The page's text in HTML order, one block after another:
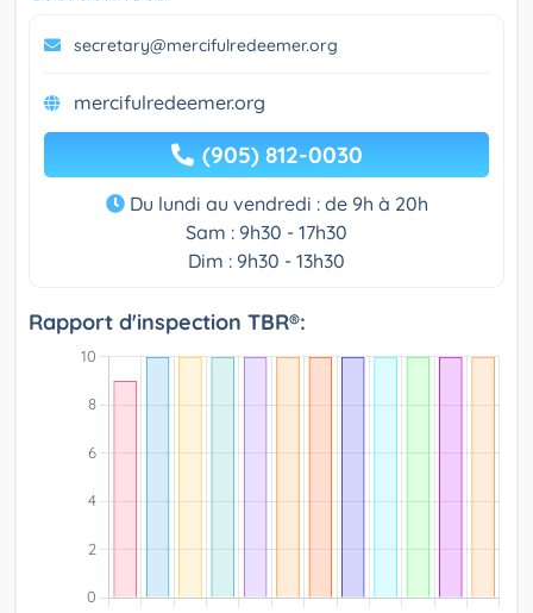
secretary@mercifulredeemer.org
mercifulredeemer.org
(905) 812-0030
Du lundi au vendredi : de 9h à 20h
Sam : 9h30 - 17h30
Dim : 9h30 - 13h30
Rapport d'inspection TBR®: